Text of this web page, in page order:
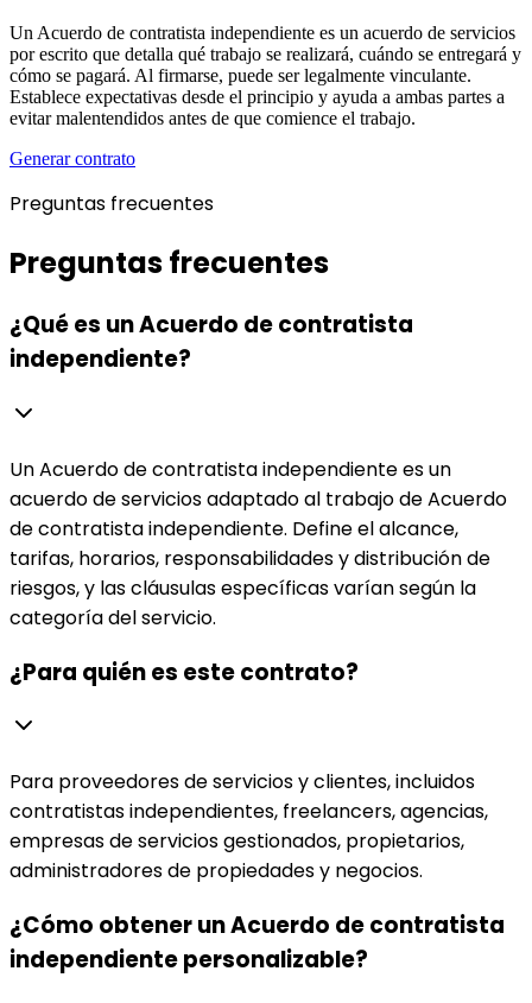
Un Acuerdo de contratista independiente es un acuerdo de servicios
por escrito que detalla qué trabajo se realizará, cuándo se entregará y
cómo se pagará. Al firmarse, puede ser legalmente vinculante.
Establece expectativas desde el principio y ayuda a ambas partes a
evitar malentendidos antes de que comience el trabajo.
Generar contrato
Preguntas frecuentes
Preguntas frecuentes
¿Qué es un Acuerdo de contratista
independiente?
Un Acuerdo de contratista independiente es un
acuerdo de servicios adaptado al trabajo de Acuerdo
de contratista independiente. Define el alcance,
tarifas, horarios, responsabilidades y distribución de
riesgos, y las cláusulas específicas varían según la
categoría del servicio.
¿Para quién es este contrato?
Para proveedores de servicios y clientes, incluidos
contratistas independientes, freelancers, agencias,
empresas de servicios gestionados, propietarios,
administradores de propiedades y negocios.
¿Cómo obtener un Acuerdo de contratista
independiente personalizable?